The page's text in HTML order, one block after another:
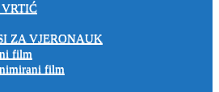
ZA VJERONAUK
film
film